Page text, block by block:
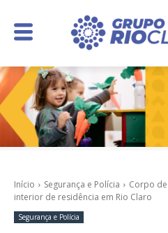
Início Segurança e Polícia
Corpo
interior de residência em Rio Claro
Segurança e Polícia